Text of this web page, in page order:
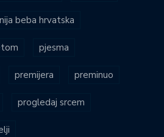
beba hrvatska
pjesma
premijera preminuo
progledaj srcem